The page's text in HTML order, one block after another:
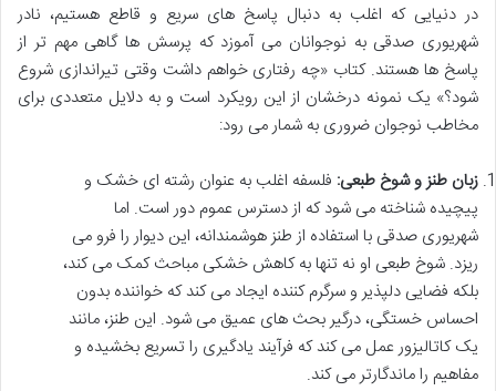
در دنیایی که اغلب به دنبال پاسخ های سریع و قاطع هستیم، نادر
شهریوری صدقی به نوجوانان می آموزد که پرسش ها گاهی مهم تر از
پاسخ ها هستند. کتاب «چه رفتاری خواهم داشت وقتی تیراندازی شروع
شود؟» یک نمونه درخشان از این رویکرد است و به دلایل متعددی برای
مخاطب نوجوان ضروری به شمار می رود:
زبان طنز و شوخ طبعی: فلسفه اغلب به عنوان رشته ای خشک و
پیچیده شناخته می شود که از دسترس عموم دور است. اما
شهریوری صدقی با استفاده از طنز هوشمندانه، این دیوار را فرو می
ریزد. شوخ طبعی او نه تنها به کاهش خشکی مباحث کمک می کند،
بلکه فضایی دلپذیر و سرگرم کننده ایجاد می کند که خواننده بدون
احساس خستگی، درگیر بحث های عمیق می شود. این طنز، مانند
یک کاتالیزور عمل می کند که فرآیند یادگیری را تسریع بخشیده و
مفاهیم را ماندگارتر می کند.